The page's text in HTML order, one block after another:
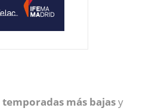
temporadas más bajasy